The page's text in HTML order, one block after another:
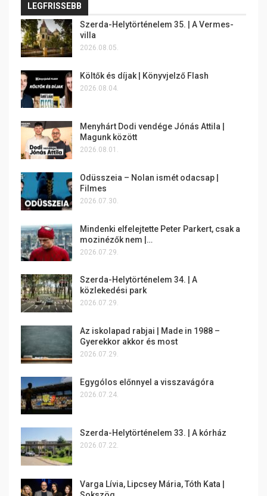
LEGFRISSEBB
Szerda-Helytörténelem 35. | A Vermes-
villa
2026.08.05.
Költők és díjak | Könyvjelző Flash
2026.08.04.
Menyhárt Dodi vendége Jónás Attila |
Magunk között
2026.08.01.
Odüsszeia – Nolan ismét odacsap |
Filmes
2026.07.30.
Mindenki elfelejtette Peter Parkert, csak a
mozinézők nem |…
2026.07.29.
Szerda-Helytörténelem 34. | A
közlekedési park
2026.07.29.
Az iskolapad rabjai | Made in 1988 –
Gyerekkor akkor és most
2026.07.29.
Egygólos előnnyel a visszavágóra
2026.07.24.
Szerda-Helytörténelem 33. | A kórház
2026.07.22.
Varga Lívia, Lipcsey Mária, Tóth Kata |